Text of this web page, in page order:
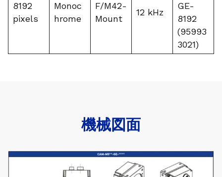
8192
pixels
Monoc
hrome
F/M42-
Mount
12 kHz
GE-
8192
(95993
3021)
機械図面